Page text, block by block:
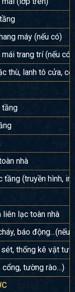
máy (nếu có)
trang trí (nếu có)
thù, lanh tô cửa,
tầng
nhà
(truyền hình,
lạc toàn nhà
báo động…(nếu
sét, thống kê vật tư
cổng, tường rào…)